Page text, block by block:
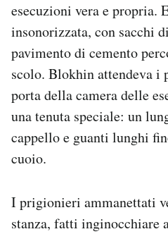
esecuzioni vera e propria.
insonorizzata, con sacchi
pavimento di cemento
scolo. Blokhin attendeva
porta della camera delle
una tenuta speciale: un
cappello e guanti lunghi
cuoio.
I prigionieri ammanettati
stanza, fatti inginocchiare